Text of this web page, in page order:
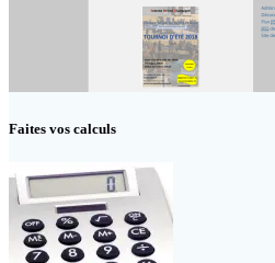
Faites vos calculs